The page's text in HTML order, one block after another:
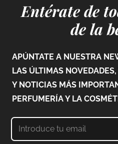
Entérate de
de la
APÚNTATE A NUESTRA
LAS ÚLTIMAS
Y NOTICIAS MÁS
PERFUMERÍA Y LA